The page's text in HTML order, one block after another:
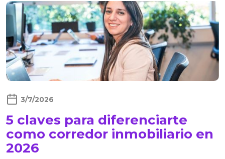
3/7/2026
5 claves para diferenciarte
como corredor inmobiliario en
2026